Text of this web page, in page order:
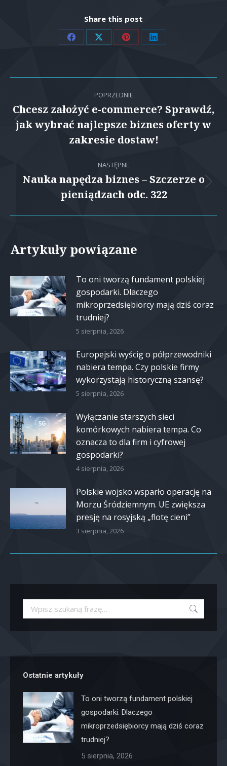
Share this post
Share
Facebook
Share
X
Share
Pinterest
Share
LinkedIn
Nawigacja
wpisów
POPRZEDNIE
Poprzedni
wpis:
Chcesz założyć e-commerce? Sprawdź,
jak wybrać najlepsze biznes oferty w
zakresie dostaw!
NASTĘPNE
wpis:
Nauka napędza biznes – Szczerze o
pieniądzach odc. 322
Artykuły powiązane
To oni tworzą fundament polskiej
gospodarki. Dlaczego
mikroprzedsiębiorcy mają dziś coraz
trudniej?
5 sierpnia, 2026
Europejski wyścig o półprzewodniki
nabiera tempa. Czy polskie firmy
wykorzystają historyczną szansę?
5 sierpnia, 2026
Wyłączanie starszych sieci
komórkowych nabiera tempa. Co
oznacza to dla firm i cyfrowej
gospodarki?
4 sierpnia, 2026
Polskie wojsko wsparło operację na
Morzu Śródziemnym. UE zwiększa
presję na rosyjską „flotę cieni”
3 sierpnia, 2026
Szukaj:
Ostatnie artykuły
To oni tworzą fundament polskiej
gospodarki. Dlaczego
mikroprzedsiębiorcy mają dziś coraz
trudniej?
5 sierpnia, 2026